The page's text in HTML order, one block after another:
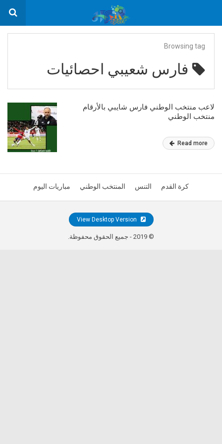
Browsing tag
فارس شعيبي احصائيات
لاعب منتخب الوطني فارس شايبي بالأرقام
منتخب الوطني
Read more
كرة القدم التنس المنتخب الوطني مباريات اليوم
© 2019 - جميع الحقوق محفوظة.